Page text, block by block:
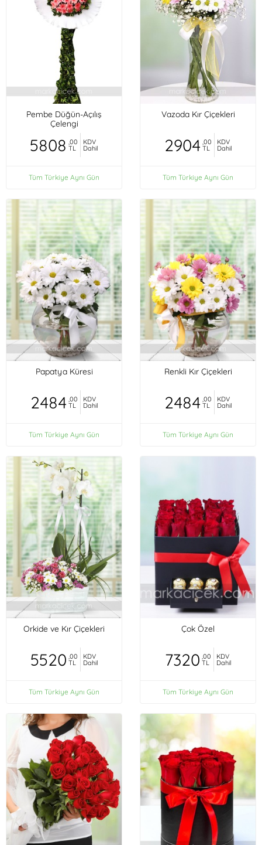
Pembe Düğün-Açılış
Çelengi
5808 ,00
TL
KDV
Dahil
Tüm Türkiye Aynı Gün
Vazoda Kır Çiçekleri
2904 ,00
TL
KDV
Dahil
Tüm Türkiye Aynı Gün
Papatya Küresi
2484 ,00
TL
KDV
Dahil
Tüm Türkiye Aynı Gün
Renkli Kır Çiçekleri
2484 ,00
TL
KDV
Dahil
Tüm Türkiye Aynı Gün
Orkide ve Kır Çiçekleri
5520 ,00
TL
KDV
Dahil
Tüm Türkiye Aynı Gün
Çok Özel
7320 ,00
TL
KDV
Dahil
Tüm Türkiye Aynı Gün